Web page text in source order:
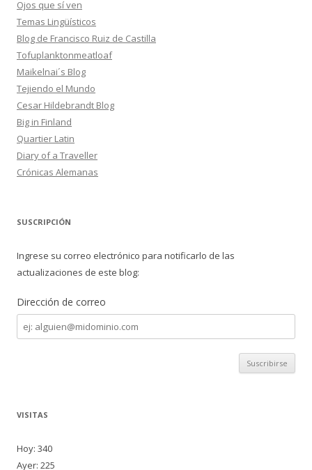
Ojos que sí ven
Temas Lingüísticos
Blog de Francisco Ruiz de Castilla
Tofuplanktonmeatloaf
Maikelnai´s Blog
Tejiendo el Mundo
Cesar Hildebrandt Blog
Big in Finland
Quartier Latin
Diary of a Traveller
Crónicas Alemanas
SUSCRIPCIÓN
Ingrese su correo electrónico para notificarlo de las
actualizaciones de este blog:
Dirección de correo
Dirección
de
correo
VISITAS
Hoy: 340
Ayer: 225